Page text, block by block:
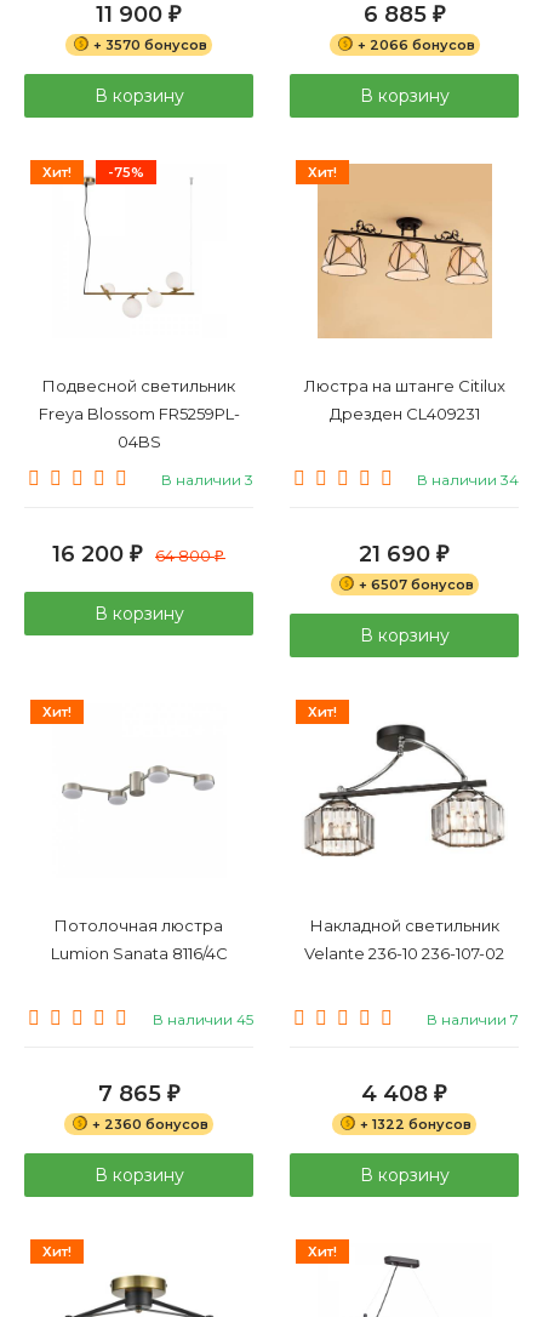
11 900 ₽
+ 3570 бонусов
В корзину
6 885 ₽
+ 2066 бонусов
В корзину
Хит! -75%
Подвесной светильник
Freya Blossom FR5259PL-
04BS
В наличии 3
16 200 ₽ 64 800₽
В корзину
Хит!
Люстра на штанге Citilux
Дрезден CL409231
В наличии 34
21 690 ₽
+ 6507 бонусов
В корзину
Хит!
Потолочная люстра
Lumion Sanata 8116/4C
В наличии 45
7 865 ₽
+ 2360 бонусов
В корзину
Хит!
Накладной светильник
Velante 236-10 236-107-02
В наличии 7
4 408 ₽
+ 1322 бонусов
В корзину
Хит! Хит!